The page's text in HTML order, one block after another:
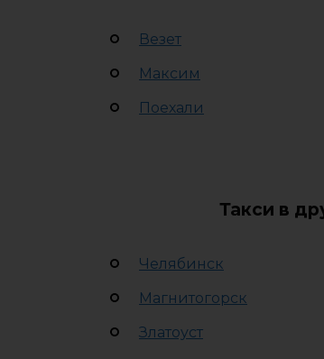
Везет
Максим
Поехали
Такси в
Челябинск
Магнитогорск
Златоуст